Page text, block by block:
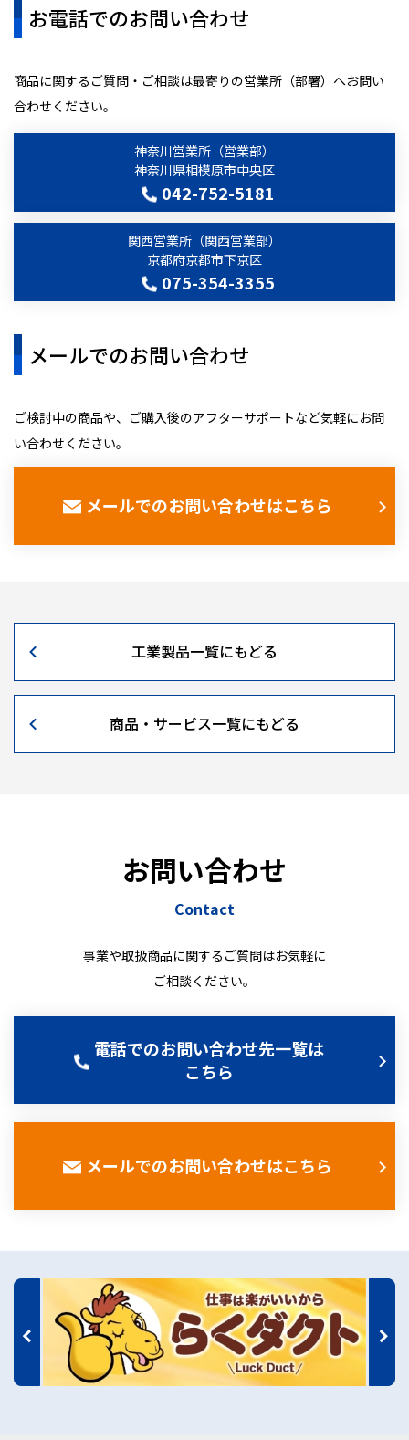
お電話でのお問い合わせ
商品に関するご質問・ご相談は最寄りの営業所（部署）へお問い
合わせください。
神奈川営業所（営業部）
神奈川県相模原市中央区
042-752-5181
関西営業所（関西営業部）
京都府京都市下京区
075-354-3355
メールでのお問い合わせ
ご検討中の商品や、ご購入後のアフターサポートなど気軽にお問
い合わせください。
メールでのお問い合わせはこちら
工業製品一覧にもどる
商品・サービス一覧にもどる
お問い合わせ
Contact
事業や取扱商品に関するご質問はお気軽に
ご相談ください。
電話でのお問い合わせ先一覧は
こちら
メールでのお問い合わせはこちら